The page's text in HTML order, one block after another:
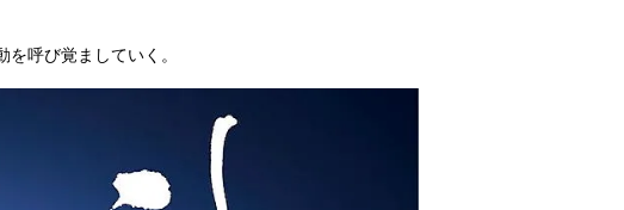
呼び覚ましていく。